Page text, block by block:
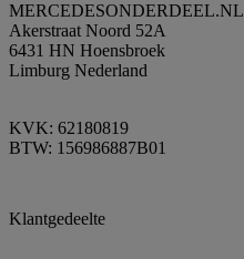
MERCEDESONDERDEEL.NL
Akerstraat Noord 52A
6431 HN Hoensbroek
Limburg Nederland
KVK: 62180819
BTW: 156986887B01
Klantgedeelte